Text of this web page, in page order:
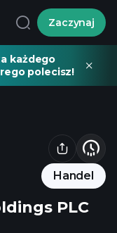
Zaczynaj
każdego
polecisz!
Handel
PLC